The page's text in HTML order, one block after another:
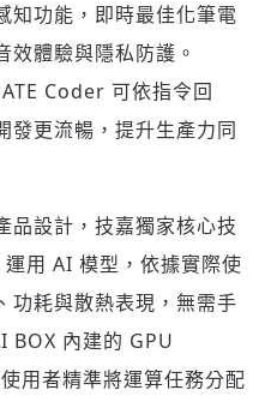
經脈動
到的驗證碼
證
知功能，即時最佳化筆電
效體驗與隱私防護。
Coder 可依指令回
發更流暢，提升生產力同
品設計，技嘉獨家核心技
用 AI 模型，依據實際使
功耗與散熱表現，無需手
BOX 內建的 GPU
用者精準將運算任務分配